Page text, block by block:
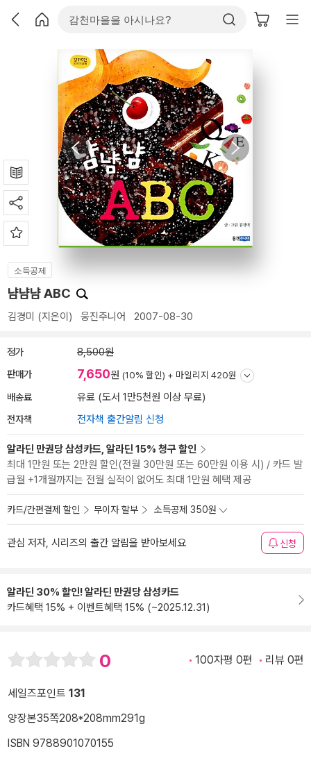
소득공제
냠냠냠 ABC
김경미 (지은이) 웅진주니어 2007-08-30
정가 8,500원
판매가 7,650원 (10% 할인) + 마일리지 420원
배송료 유료 (도서 1만5천원 이상 무료)
전자책 전자책 출간알림 신청
알라딘 만권당 삼성카드, 알라딘 15% 청구 할인
최대 1만원 또는 2만원 할인(전월 30만원 또는 60만원 이용 시) / 카드 발
급월 +1개월까지는 전월 실적이 없어도 최대 1만원 혜택 제공
카드/간편결제 할인 무이자 할부 소득공제 350원
관심 저자, 시리즈의 출간 알림을 받아보세요 신청
알라딘 30% 할인! 알라딘 만권당 삼성카드
카드혜택 15% + 이벤트혜택 15% (~2025.12.31)
0 100자평 0편 리뷰 0편
세일즈포인트 131
양장본35쪽208*208mm291g
ISBN 9788901070155